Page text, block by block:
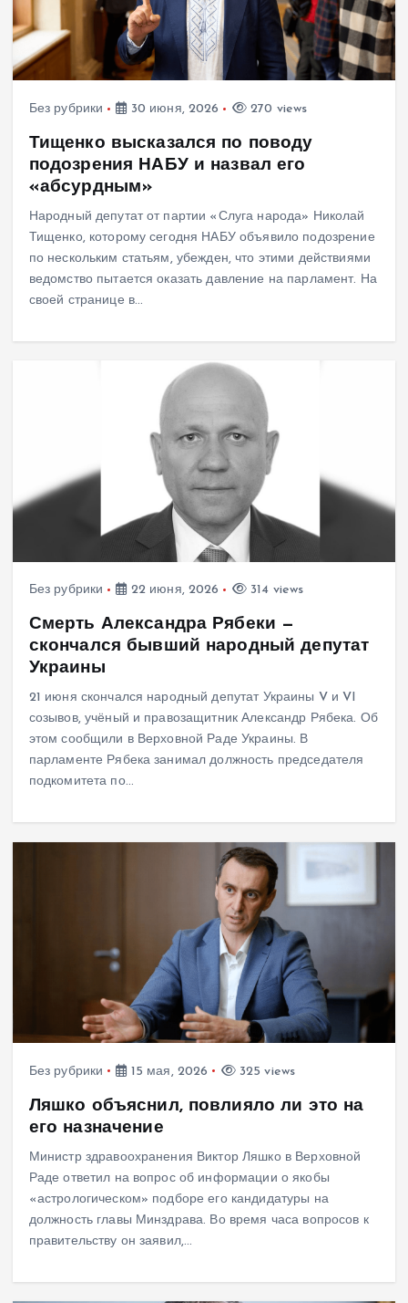
Без рубрики 30 июня, 2026 270 views
Тищенко высказался по поводу
подозрения НАБУ и назвал его
«абсурдным»
Народный депутат от партии «Слуга народа» Николай
Тищенко, которому сегодня НАБУ объявило подозрение
по нескольким статьям, убежден, что этими действиями
ведомство пытается оказать давление на парламент. На
своей странице в…
Без рубрики 22 июня, 2026 314 views
Смерть Александра Рябеки —
скончался бывший народный депутат
Украины
21 июня скончался народный депутат Украины V и VI
созывов, учёный и правозащитник Александр Рябека. Об
этом сообщили в Верховной Раде Украины. В
парламенте Рябека занимал должность председателя
подкомитета по…
Без рубрики 15 мая, 2026 325 views
Ляшко объяснил, повлияло ли это на
его назначение
Министр здравоохранения Виктор Ляшко в Верховной
Раде ответил на вопрос об информации о якобы
«астрологическом» подборе его кандидатуры на
должность главы Минздрава. Во время часа вопросов к
правительству он заявил,…